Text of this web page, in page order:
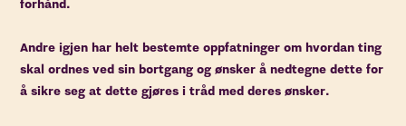
forhånd.
Andre igjen har helt bestemte oppfatninger om hvordan ting
skal ordnes ved sin bortgang og ønsker å nedtegne dette for
å sikre seg at dette gjøres i tråd med deres ønsker.